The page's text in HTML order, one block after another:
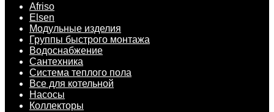
Afriso
Elsen
Модульные изделия
Группы быстрого монтажа
Водоснабжение
Сантехника
Система теплого пола
Все для котельной
Насосы
Коллекторы